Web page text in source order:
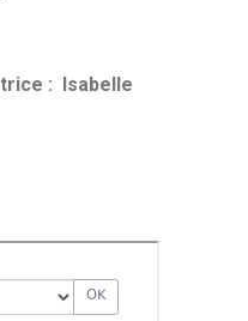
Isabelle